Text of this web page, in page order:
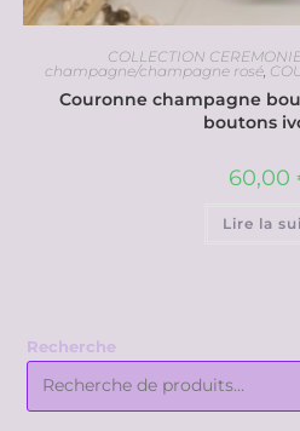
COLLECTION
champagne/champagne rosé,
Couronne champagne
boutons
60,00
Lire la
Recherche